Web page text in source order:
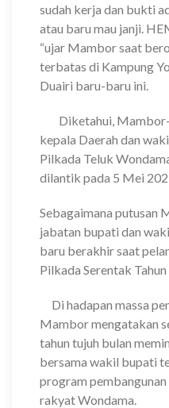
sudah kerja dan bukti
atau baru mau janji.
“ujar Mambor saat
terbatas di Kampung
Duairi baru-baru ini.
Diketahui, Mambor-
kepala Daerah dan
Pilkada Teluk
dilantik pada 5 Mei
Sebagaimana putusan
jabatan bupati dan
baru berakhir saat
Pilkada Serentak Tahun
Di hadapan massa
Mambor mengatakan
tahun tujuh bulan
bersama wakil bupati
program
rakyat Wondama.